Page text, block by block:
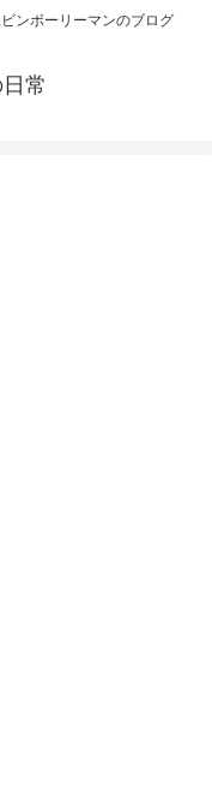
ンボーリーマンのブログ
常